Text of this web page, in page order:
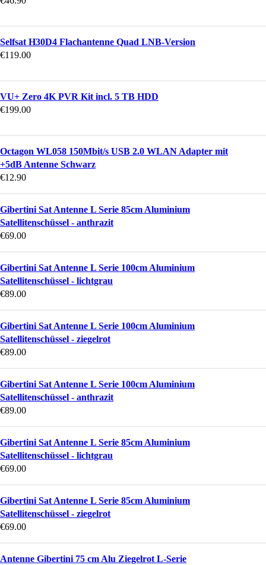
Selfsat H30D4 Flachantenne Quad LNB-Version
€119.00
VU+ Zero 4K PVR Kit incl. 5 TB HDD
€199.00
Octagon WL058 150Mbit/s USB 2.0 WLAN Adapter mit
+5dB Antenne Schwarz
€12.90
Gibertini Sat Antenne L Serie 85cm Aluminium
Satellitenschüssel - anthrazit
€69.00
Gibertini Sat Antenne L Serie 100cm Aluminium
Satellitenschüssel - lichtgrau
€89.00
Gibertini Sat Antenne L Serie 100cm Aluminium
Satellitenschüssel - ziegelrot
€89.00
Gibertini Sat Antenne L Serie 100cm Aluminium
Satellitenschüssel - anthrazit
€89.00
Gibertini Sat Antenne L Serie 85cm Aluminium
Satellitenschüssel - lichtgrau
€69.00
Gibertini Sat Antenne L Serie 85cm Aluminium
Satellitenschüssel - ziegelrot
€69.00
Antenne Gibertini 75 cm Alu Ziegelrot L-Serie